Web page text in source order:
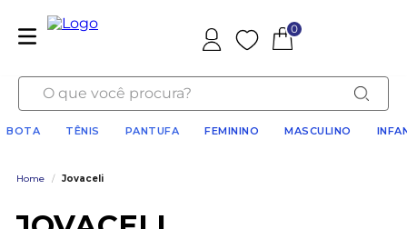
Favoritos
0
O que você procura?
BOTA TÊNIS PANTUFA FEMININO MASCULINO
Home / Jovaceli